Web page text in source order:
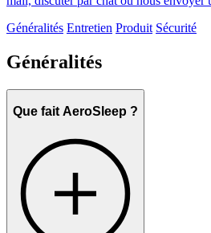
Généralités Entretien Produit Sécurité
Généralités
Que fait AeroSleep ?